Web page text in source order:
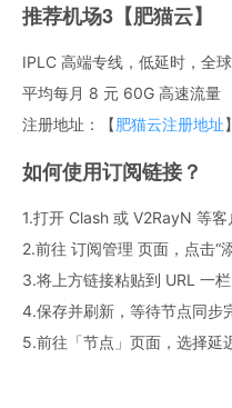
推荐机场3【肥猫云】
IPLC 高端专线，低延时，全
平均每月 8 元 60G 高速流量
注册地址：【肥猫云注册地址】
如何使用订阅链接？
1.打开 Clash 或 V2RayN 等客
2.前往 订阅管理 页面，点击“
3.将上方链接粘贴到 URL 一栏
4.保存并刷新，等待节点同步
5.前往「节点」页面，选择延